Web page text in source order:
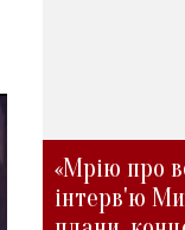
«Мрію про
інтерв'ю